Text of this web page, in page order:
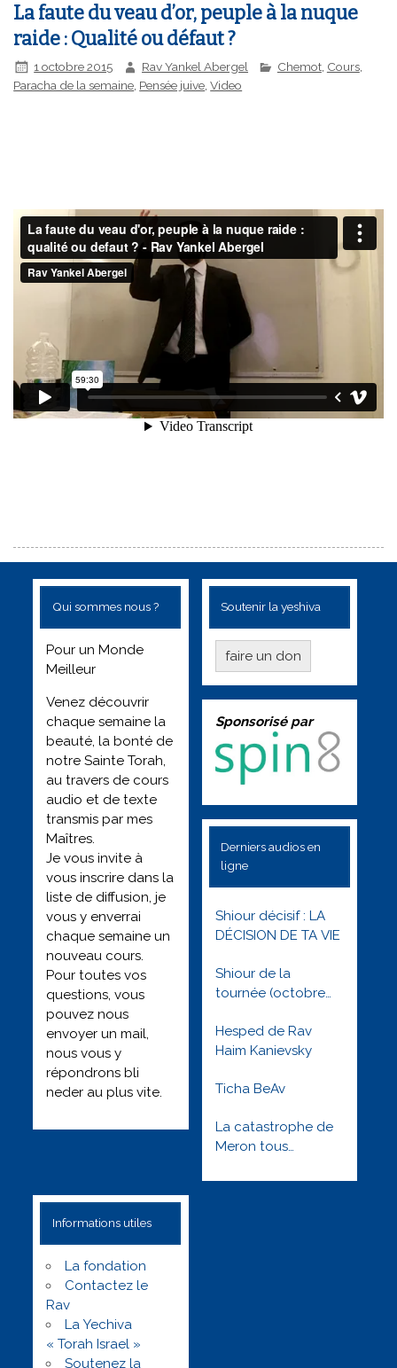
La faute du veau d’or, peuple à la nuque
raide : Qualité ou défaut ?
1 octobre 2015 Rav Yankel Abergel Chemot, Cours,
Paracha de la semaine, Pensée juive,Video
Qui sommes nous ?
Pour un Monde
Meilleur
Venez découvrir
chaque semaine la
beauté, la bonté de
notre Sainte Torah,
au travers de cours
audio et de texte
transmis par mes
Maîtres.
Je vous invite à
vous inscrire dans la
liste de diffusion, je
vous y enverrai
chaque semaine un
nouveau cours.
Pour toutes vos
questions, vous
pouvez nous
envoyer un mail,
nous vous y
répondrons bli
neder au plus vite.
Soutenir la yeshiva
faire un don
Sponsorisé par
Derniers audios en
ligne
Shiour décisif : LA
DÉCISION DE TA VIE
Shiour de la
tournée (octobre
toute l’année
Hesped de Rav
Haim Kanievsky
Ticha BeAv
La catastrophe de
Meron tous
solidaires –
Informations utiles
La fondation
Contactez le
Rav
La Yechiva
« Torah Israel »
Soutenez la